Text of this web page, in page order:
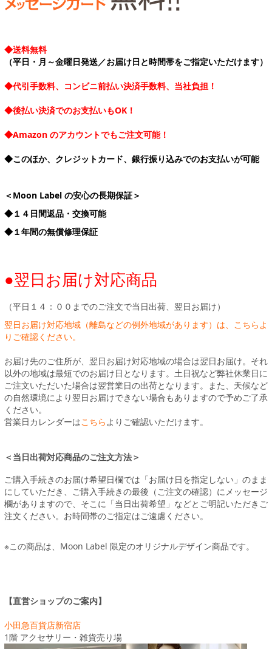
◆送料無料
（平日・月～金曜日発送／お届け日と時間帯をご指定いただけます）
◆代引手数料、コンビニ前払い決済手数料、当社負担！
◆後払い決済でのお支払いもOK！
◆Amazon のアカウントでもご注文可能！
◆このほか、クレジットカード、銀行振り込みでのお支払いが可能
＜Moon Label の安心の長期保証＞
◆１４日間返品・交換可能
◆１年間の無償修理保証
●翌日お届け対応商品
（平日１４：００までのご注文で当日出荷、翌日お届け）
翌日お届け対応地域（離島などの例外地域があります）は、こちらよ
りご確認ください。
お届け先のご住所が、翌日お届け対応地域の場合は翌日お届け。それ
以外の地域は最短でのお届け日となります。土日祝など弊社休業日に
ご注文いただいた場合は翌営業日の出荷となります。また、天候など
の自然環境により翌日お届けできない場合もありますので予めご了承
ください。
営業日カレンダーはこちらよりご確認いただけます。
＜当日出荷対応商品のご注文方法＞
ご購入手続きのお届け希望日欄では「お届け日を指定しない」のまま
にしていただき、ご購入手続きの最後（ご注文の確認）にメッセージ
欄がありますので、そこに「当日出荷希望」などとご明記いただきご
注文ください。お時間帯のご指定はご遠慮ください。
※この商品は、Moon Label 限定のオリジナルデザイン商品です。
【直営ショップのご案内】
小田急百貨店新宿店
1階 アクセサリー・雑貨売り場